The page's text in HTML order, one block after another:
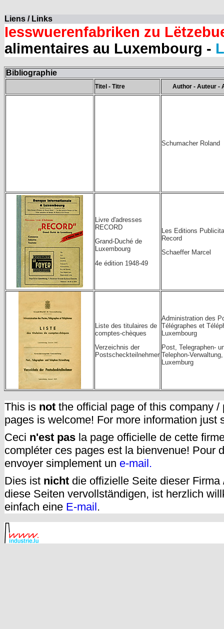
Liens / Links
Iesswuerenfabriken zu
alimentaires au Luxembourg -
Bibliographie
Titel - Titre Author - Auteur -
Schumacher Roland
Livre d'adresses
RECORD
Grand-Duché de
Luxembourg
4e édition 1948-49
Les Editions
Record
Schaeffer Marcel
Liste des titulaires de
comptes-chèques
Verzeichnis der
Postscheckteilnehmer
Administration des
Télégraphes et
Luxembourg
Post, Telegraphen-
Telephon-Verwaltung,
Luxemburg
This is not the official page of this company
pages is welcome! For more information just
Ceci n'est pas la page officielle de cette
compléter ces pages est la bienvenue! Pour
envoyer simplement un e-mail.
Dies ist nicht die offizielle Seite dieser
diese Seiten vervollständigen, ist herzlich
einfach eine E-mail.